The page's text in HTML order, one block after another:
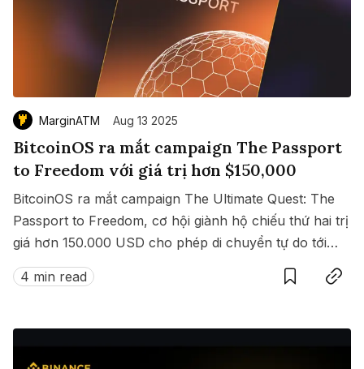
MarginATM Aug 13 2025
BitcoinOS ra mắt campaign The Passport
to Freedom với giá trị hơn $150,000
BitcoinOS ra mắt campaign The Ultimate Quest: The
Passport to Freedom, cơ hội giành hộ chiếu thứ hai trị
giá hơn 150.000 USD cho phép di chuyển tự do tới
hàng loạt quốc gia không cần visa.
4 min read
SaveCopy link